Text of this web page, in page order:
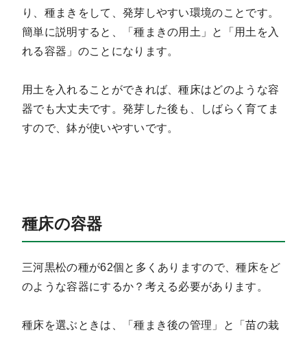
り、種まきをして、発芽しやすい環境のことです。
簡単に説明すると、「種まきの用土」と「用土を入
れる容器」のことになります。
用土を入れることができれば、種床はどのような容
器でも大丈夫です。発芽した後も、しばらく育てま
すので、鉢が使いやすいです。
種床の容器
三河黒松の種が62個と多くありますので、種床をど
のような容器にするか？考える必要があります。
種床を選ぶときは、「種まき後の管理」と「苗の栽